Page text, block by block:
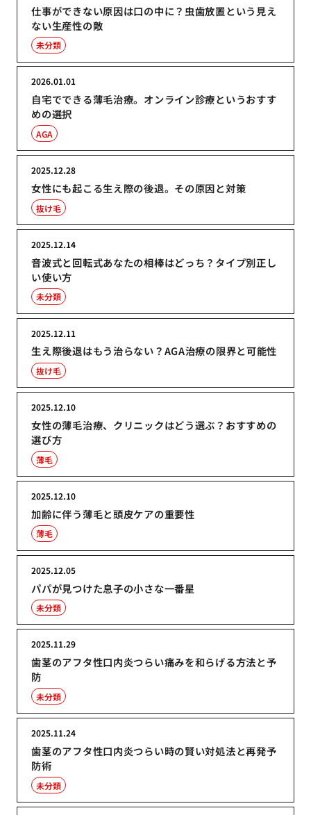
仕事ができない原因は口の中に？虫歯放置という見え
ない生産性の敵
未分類
自宅でできる薄毛治療。オンライン診療というおすす
めの選択
2026.01.01
AGA
女性にも起こる生え際の後退。その原因と対策
2025.12.28
抜け毛
音波式と回転式あなたの相棒はどっち？タイプ別正し
い使い方
2025.12.14
未分類
生え際後退はもう治らない？AGA治療の限界と可能性
2025.12.11
抜け毛
女性の薄毛治療、クリニックはどう選ぶ？おすすめの
選び方
2025.12.10
薄毛
加齢に伴う薄毛と頭皮ケアの重要性
2025.12.10
薄毛
パパが見つけた息子の小さな一番星
2025.12.05
未分類
歯茎のアフタ性口内炎つらい痛みを和らげる方法と予
防
2025.11.29
未分類
歯茎のアフタ性口内炎つらい時の賢い対処法と再発予
防術
2025.11.24
未分類